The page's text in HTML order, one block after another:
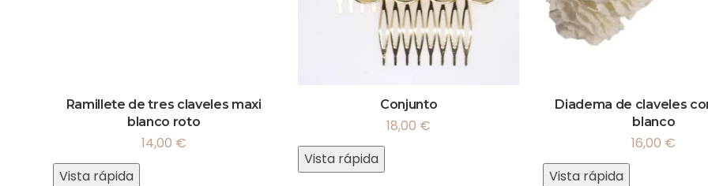
Ramillete de tres claveles maxi
blanco roto
14,00 €
Vista rápida
Conjunto
18,00 €
Vista rápida
Diadema de claveles
blanco
16,00 €
Vista rápida